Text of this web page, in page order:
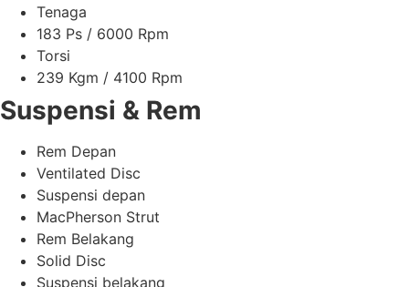
Tenaga
183 Ps / 6000 Rpm
Torsi
239 Kgm / 4100 Rpm
Suspensi & Rem
Rem Depan
Ventilated Disc
Suspensi depan
MacPherson Strut
Rem Belakang
Solid Disc
Suspensi belakang